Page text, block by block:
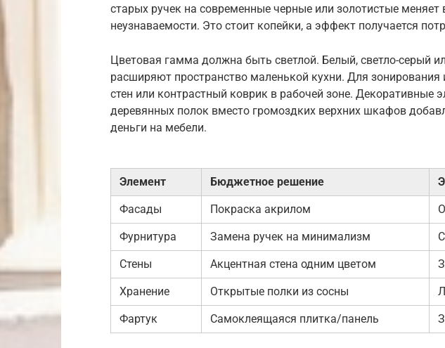
старых ручек на современные черные или золотистые меняет
неузнаваемости. Это стоит копейки, а эффект получается
Цветовая гамма должна быть светлой. Белый, светло-серый
расширяют пространство маленькой кухни. Для зонирования
стен или контрастный коврик в рабочей зоне. Декоративные
деревянных полок вместо громоздких верхних шкафов
деньги на мебели.
Элемент Бюджетное решение
Фасады Покраска акрилом
Фурнитура Замена ручек на минимализм
Стены Акцентная стена одним цветом
Хранение Открытые полки из сосны
Фартук Самоклеящаяся плитка/панель